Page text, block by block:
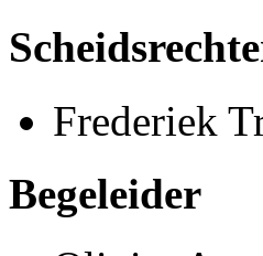
Frederiek
Begeleider